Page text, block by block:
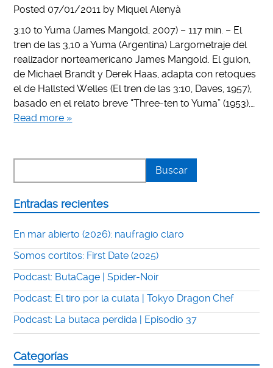
Posted 07/01/2011 by Miquel Alenyà
3:10 to Yuma (James Mangold, 2007) – 117 min. – El
tren de las 3,10 a Yuma (Argentina) Largometraje del
realizador norteamericano James Mangold. El guion,
de Michael Brandt y Derek Haas, adapta con retoques
el de Hallsted Welles (El tren de las 3:10, Daves, 1957),
basado en el relato breve “Three-ten to Yuma” (1953),…
Read more »
Entradas recientes
En mar abierto (2026): naufragio claro
Somos cortitos: First Date (2025)
Podcast: ButaCage | Spider-Noir
Podcast: El tiro por la culata | Tokyo Dragon Chef
Podcast: La butaca perdida | Episodio 37
Categorías